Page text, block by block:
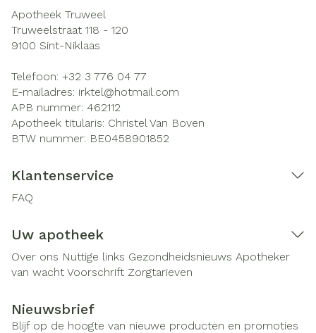
Apotheek Truweel
Truweelstraat 118 - 120
9100 Sint-Niklaas
Telefoon: +32 3 776 04 77
E-mailadres: irktel@hotmail.com
APB nummer: 462112
Apotheek titularis: Christel Van Boven
BTW nummer: BE0458901852
Klantenservice
FAQ
Uw apotheek
Over ons Nuttige links Gezondheidsnieuws Apotheker
van wacht Voorschrift Zorgtarieven
Nieuwsbrief
Blijf op de hoogte van nieuwe producten en promoties